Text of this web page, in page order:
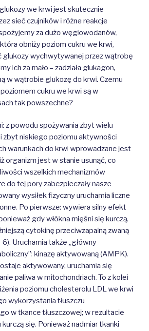
we krwi jest skutecznie
sieć czujników i różne reakcje
za dużo węglowodanów,
która obniży poziom cukru we krwi,
glukozy wychwytywanej przez wątrobę
ich za mało – zadziała glukagon,
w wątrobie glukozę do krwi. Czemu
cukru we krwi są w
tak powszechne?
z powodu spożywania zbyt wielu
zbyt niskiego poziomu aktywności
warunkach do krwi wprowadzane jest
organizm jest w stanie usunąć, co
wszelkich mechanizmów
do tej pory zabezpieczały nasze
wysiłek fizyczny uruchamia liczne
Po pierwsze: wywiera silny efekt
gdy włókna mięśni się kurczą,
cytokinę przeciwzapalną zwaną
Uruchamia także „główny
kinazę aktywowaną (AMPK).
aktywowany, uruchamia się
paliwa w mitochondriach. To z kolei
poziomu cholesterolu LDL we krwi
wykorzystania tłuszczu
w tkance tłuszczowej; w rezultacie
kurczą się. Ponieważ nadmiar tkanki